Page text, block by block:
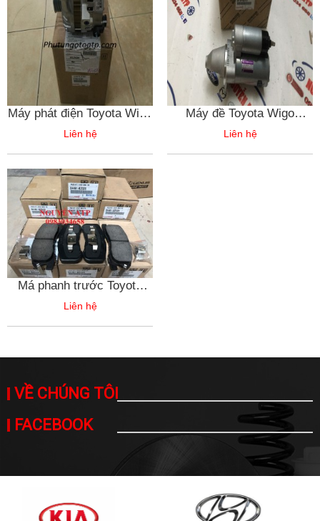
Máy phát điện Toyota Wigo
2018-27060-BZ360 chính
Liên hệ
Máy đề Toyota Wigo
28100B2310 chính hãng
Liên hệ
Má phanh trước Toyota
Wigo-04491BZ020 chính
Liên hệ
VỀ CHÚNG TÔI
FACEBOOK